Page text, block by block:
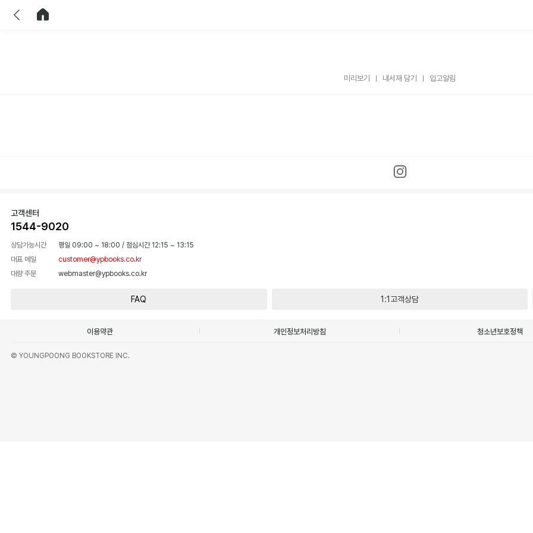
미리보기 내서재 담기 입고알림
고객센터
1544-9020
상담가능시간 평일 09:00 ~ 18:00 / 점심시간 12:15 ~ 13:15
대표 메일
customer@ypbooks.co.kr
대량 주문
webmaster@ypbooks.co.kr
FAQ 1:1고객상담
이용약관 개인정보처리방침 청소년보호정책
© YOUNGPOONG BOOKSTORE INC.